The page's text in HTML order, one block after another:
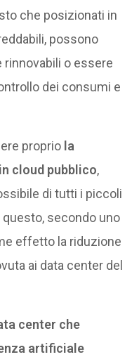
che posizionati in
possono
o essere
dei consumi e
proprio la
cloud pubblico,
di tutti i piccoli
questo, secondo uno
effetto la riduzione
ai data center del
center che
artificiale